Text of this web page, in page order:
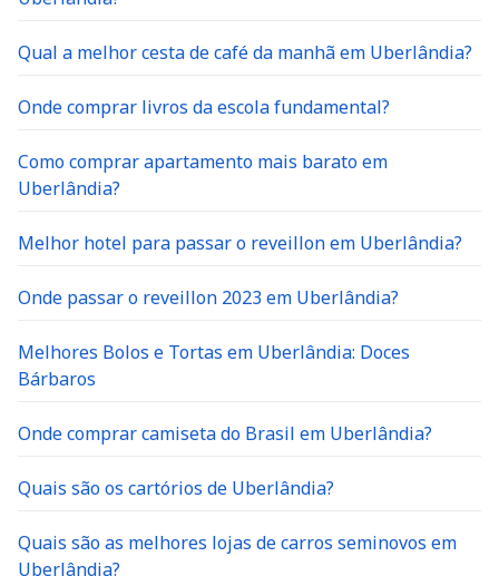
Qual a melhor cesta de café da manhã em Uberlândia?
Onde comprar livros da escola fundamental?
Como comprar apartamento mais barato em
Uberlândia?
Melhor hotel para passar o reveillon em Uberlândia?
Onde passar o reveillon 2023 em Uberlândia?
Melhores Bolos e Tortas em Uberlândia: Doces
Bárbaros
Onde comprar camiseta do Brasil em Uberlândia?
Quais são os cartórios de Uberlândia?
Quais são as melhores lojas de carros seminovos em
Uberlândia?